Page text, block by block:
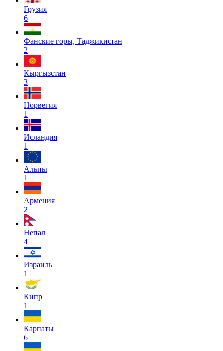
Грузия
6
Фанские горы, Таджикистан
2
Кыргызстан
3
Норвегия
1
Исландия
1
Альпы
1
Армения
2
Непал
4
Израиль
1
Кипр
1
Карпаты
6